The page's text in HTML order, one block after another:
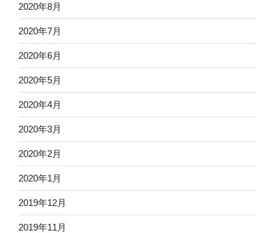
2020年8月
2020年7月
2020年6月
2020年5月
2020年4月
2020年3月
2020年2月
2020年1月
2019年12月
2019年11月